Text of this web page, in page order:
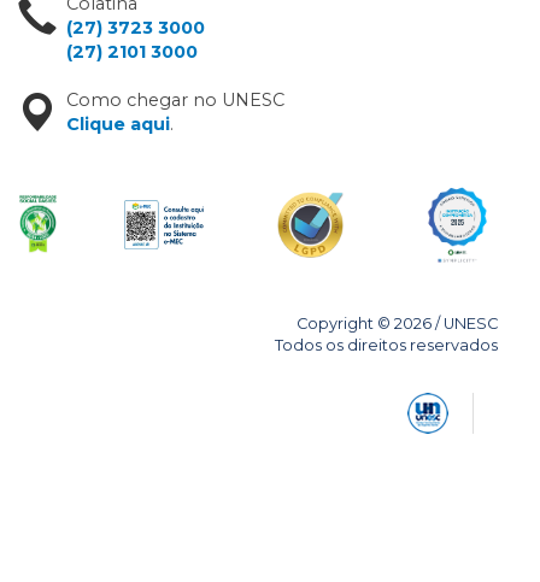
(27) 3723 3000
(27) 2101 3000
Como chegar no UNESC
Clique aqui.
Copyright © 2026 / UNESC
Todos os direitos reservados